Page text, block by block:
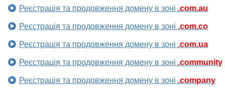
Реєстрація та продовження домену в зоні .com.au
Реєстрація та продовження домену в зоні .com.co
Реєстрація та продовження домену в зоні .com.ua
Реєстрація та продовження домену в зоні .community
Реєстрація та продовження домену в зоні .company